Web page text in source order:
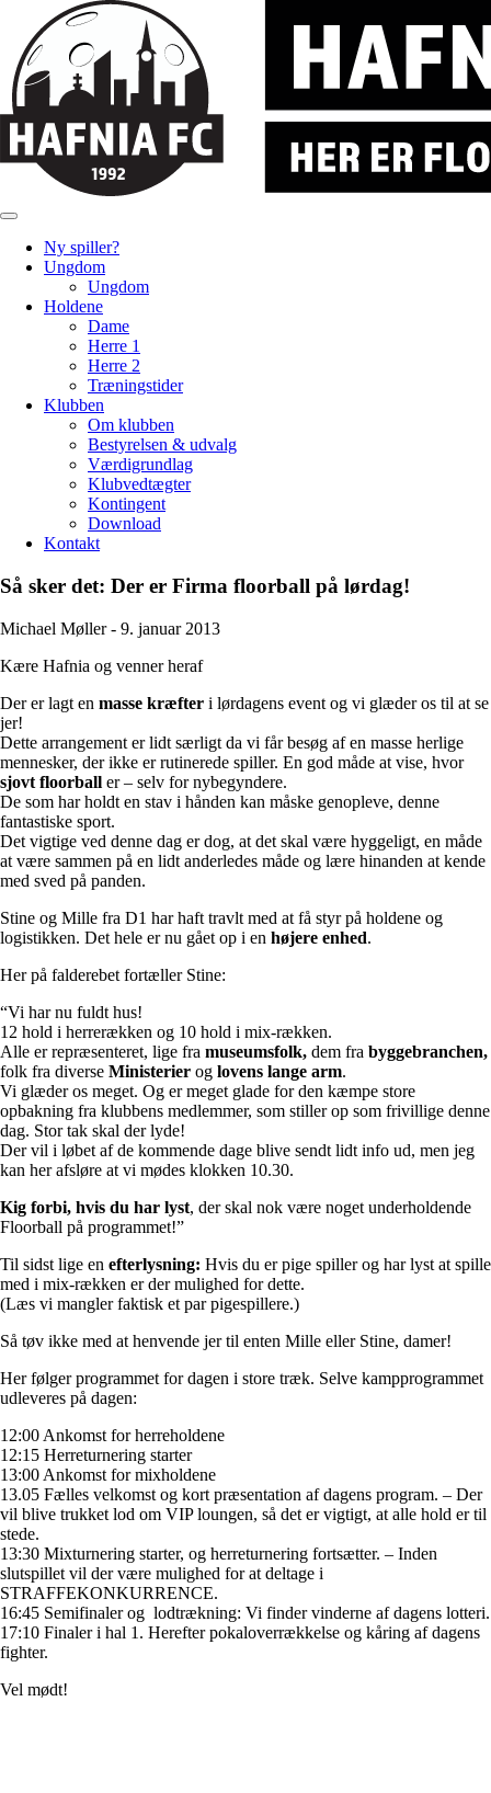
Ny spiller?
Ungdom
Ungdom
Holdene
Dame
Herre 1
Herre 2
Træningstider
Klubben
Om klubben
Bestyrelsen & udvalg
Værdigrundlag
Klubvedtægter
Kontingent
Download
Kontakt
Så sker det: Der er Firma floorball på lørdag!
Michael Møller - 9. januar 2013
Kære Hafnia og venner heraf
Der er lagt en masse kræfter i lørdagens event og vi glæder os til at se
jer!
Dette arrangement er lidt særligt da vi får besøg af en masse herlige
mennesker, der ikke er rutinerede spiller. En god måde at vise, hvor
sjovt floorball er – selv for nybegyndere.
De som har holdt en stav i hånden kan måske genopleve, denne
fantastiske sport.
Det vigtige ved denne dag er dog, at det skal være hyggeligt, en måde
at være sammen på en lidt anderledes måde og lære hinanden at kende
med sved på panden.
Stine og Mille fra D1 har haft travlt med at få styr på holdene og
logistikken. Det hele er nu gået op i en højere enhed.
Her på falderebet fortæller Stine:
“Vi har nu fuldt hus!
12 hold i herrerækken og 10 hold i mix-rækken.
Alle er repræsenteret, lige fra museumsfolk, dem fra byggebranchen,
folk fra diverse Ministerier og lovens lange arm.
Vi glæder os meget. Og er meget glade for den kæmpe store
opbakning fra klubbens medlemmer, som stiller op som frivillige denne
dag. Stor tak skal der lyde!
Der vil i løbet af de kommende dage blive sendt lidt info ud, men jeg
kan her afsløre at vi mødes klokken 10.30.
Kig forbi, hvis du har lyst, der skal nok være noget underholdende
Floorball på programmet!”
Til sidst lige en efterlysning: Hvis du er pige spiller og har lyst at spille
med i mix-rækken er der mulighed for dette.
(Læs vi mangler faktisk et par pigespillere.)
Så tøv ikke med at henvende jer til enten Mille eller Stine, damer!
Her følger programmet for dagen i store træk. Selve kampprogrammet
udleveres på dagen:
12:00 Ankomst for herreholdene
12:15 Herreturnering starter
13:00 Ankomst for mixholdene
13.05 Fælles velkomst og kort præsentation af dagens program. – Der
vil blive trukket lod om VIP loungen, så det er vigtigt, at alle hold er til
stede.
13:30 Mixturnering starter, og herreturnering fortsætter. – Inden
slutspillet vil der være mulighed for at deltage i
STRAFFEKONKURRENCE.
16:45 Semifinaler og lodtrækning: Vi finder vinderne af dagens lotteri.
17:10 Finaler i hal 1. Herefter pokaloverrækkelse og kåring af dagens
fighter.
Vel mødt!